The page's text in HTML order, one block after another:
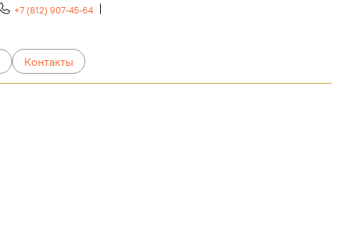
+7 (812) 907-45-64
Контакты